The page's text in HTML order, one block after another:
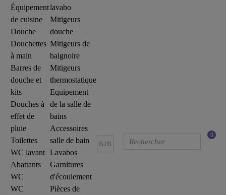
Équipement
de cuisine
Douche
Douchettes
à main
Barres de
douche et
kits
Douches à
effet de
pluie
Toilettes
WC lavant
Abattants
WC
WC
lavabo
Mitigeurs
douche
Mitigeurs de
baignoire
Mitigeurs
thermostatique
Equipement
de la salle de
bains
Accessoires
salle de bain
Lavabos
Garnitures
d'écoulement
Pièces de
B2B
0